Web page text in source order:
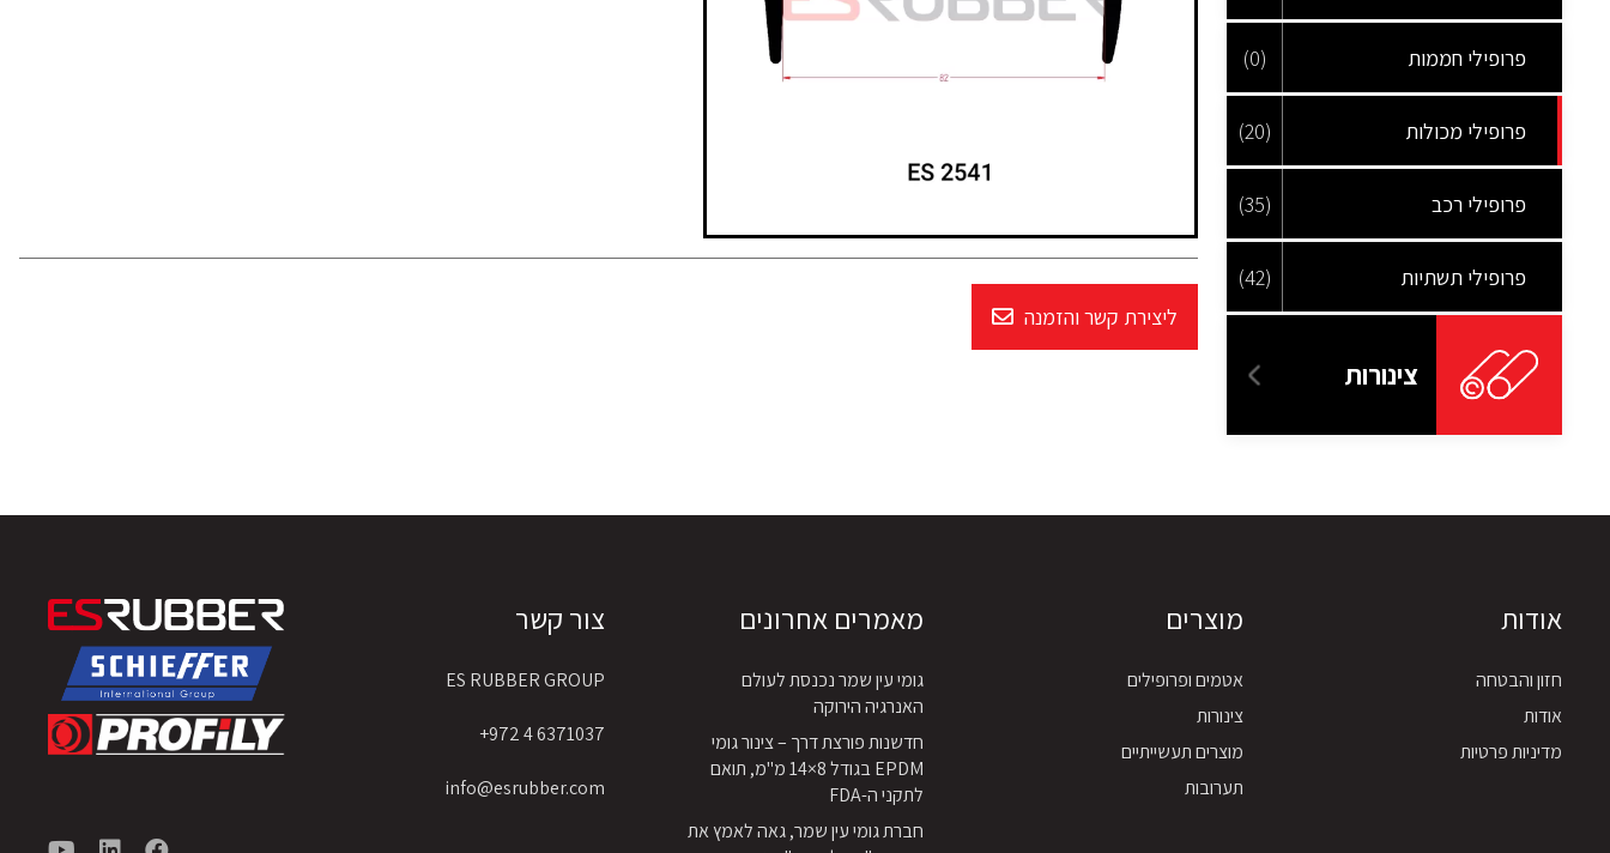
פרופילי חממות (0)
פרופילי מכולות (20)
פרופילי רכב (35)
פרופילי תשתיות (42)
צינורות
ליצירת קשר והזמנה
אודות
חזון והבטחה
אודות
מדיניות פרטיות
מוצרים
אטמים ופרופילים
צינורות
מוצרים תעשייתיים
תערובות
מאמרים אחרונים
גומי עין שמר נכנסת לעולם
האנרגיה הירוקה
חדשנות פורצת דרך – צינור גומי
EPDM בגודל 8×14 מ"מ, תואם
לתקני ה-FDA
חברת גומי עין שמר, גאה לאמץ את
צור קשר
ES RUBBER GROUP
6371037 4 972+
info@esrubber.com